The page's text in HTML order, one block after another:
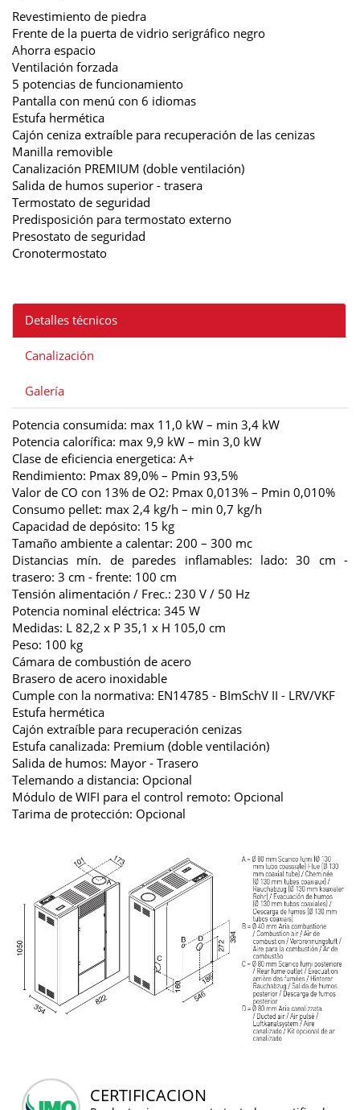
Revestimiento de piedra
Frente de la puerta de vidrio serigráfico negro
Ahorra espacio
Ventilación forzada
5 potencias de funcionamiento
Pantalla con menú con 6 idiomas
Estufa hermética
Cajón ceniza extraíble para recuperación de las cenizas
Manilla removible
Canalización PREMIUM (doble ventilación)
Salida de humos superior - trasera
Termostato de seguridad
Predisposición para termostato externo
Presostato de seguridad
Cronotermostato
Detalles técnicos
Canalización
Galería
Potencia consumida: max 11,0 kW – min 3,4 kW
Potencia calorífica: max 9,9 kW – min 3,0 kW
Clase de eficiencia energetica: A+
Rendimiento: Pmax 89,0% – Pmin 93,5%
Valor de CO con 13% de O2: Pmax 0,013% – Pmin 0,010%
Consumo pellet: max 2,4 kg/h – min 0,7 kg/h
Capacidad de depósito: 15 kg
Tamaño ambiente a calentar: 200 – 300 mc
Distancias mín. de paredes inflamables: lado: 30 cm -
trasero: 3 cm - frente: 100 cm
Tensión alimentación / Frec.: 230 V / 50 Hz
Potencia nominal eléctrica: 345 W
Medidas: L 82,2 x P 35,1 x H 105,0 cm
Peso: 100 kg
Cámara de combustión de acero
Brasero de acero inoxidable
Cumple con la normativa: EN14785 - BImSchV II - LRV/VKF
Estufa hermética
Cajón extraíble para recuperación cenizas
Estufa canalizada: Premium (doble ventilación)
Salida de humos: Mayor - Trasero
Telemando a distancia: Opcional
Módulo de WIFI para el control remoto: Opcional
Tarima de protección: Opcional
CERTIFICACION